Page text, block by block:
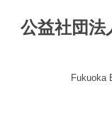
公益社団
Fukuoka